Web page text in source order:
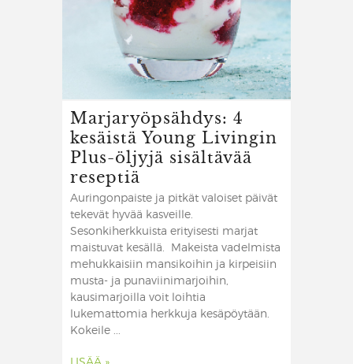
Marjaryöpsähdys: 4
kesäistä Young Livingin
Plus-öljyjä sisältävää
reseptiä
Auringonpaiste ja pitkät valoiset päivät
tekevät hyvää kasveille.
Sesonkiherkkuista erityisesti marjat
maistuvat kesällä. Makeista vadelmista
mehukkaisiin mansikoihin ja kirpeisiin
musta- ja punaviinimarjoihin,
kausimarjoilla voit loihtia
lukemattomia herkkuja kesäpöytään.
Kokeile ...